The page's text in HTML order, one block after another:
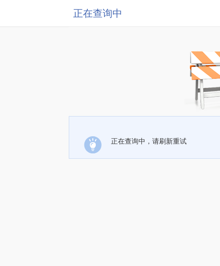
正在查询中
正在查询中，请刷新重试